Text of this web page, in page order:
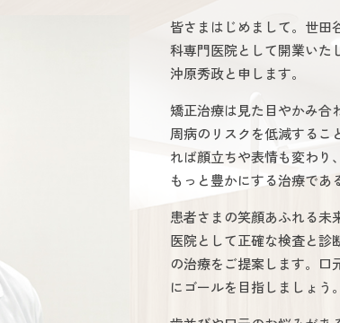
皆さまはじめまして。世田
科専門医院として開業いた
沖原秀政と申します。
矯正治療は見た目やかみ合
周病のリスクを低減するこ
れば顔立ちや表情も変わり
もっと豊かにする治療であ
患者さまの笑顔あふれる未
医院として正確な検査と診
の治療をご提案します。口
にゴールを目指しましょう。